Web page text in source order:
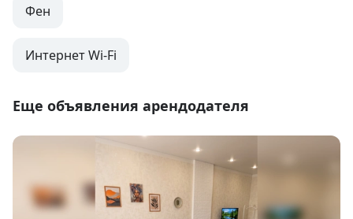
Фен
Интернет Wi-Fi
Еще объявления арендодателя